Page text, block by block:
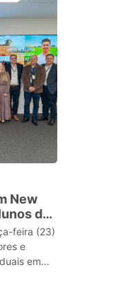
New
de
feira (23)
e
em